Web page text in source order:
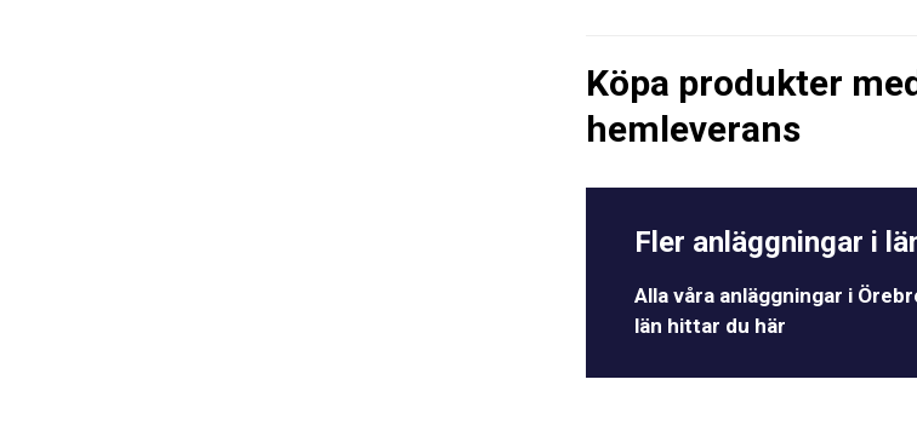
Köpa produkter
hemleverans
Fler anläggningar i
Alla våra anläggningar i
län hittar du här